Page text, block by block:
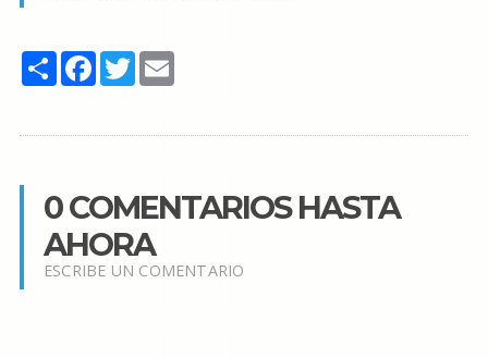
Share Facebook
TwitterEmail
0 COMENTARIOS HASTA
AHORA
ESCRIBE UN COMENTARIO